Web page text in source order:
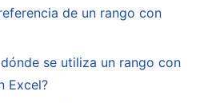
de un rango con
se utiliza un rango con
Excel?